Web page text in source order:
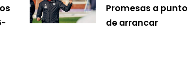
Promesas a punto
de arrancar